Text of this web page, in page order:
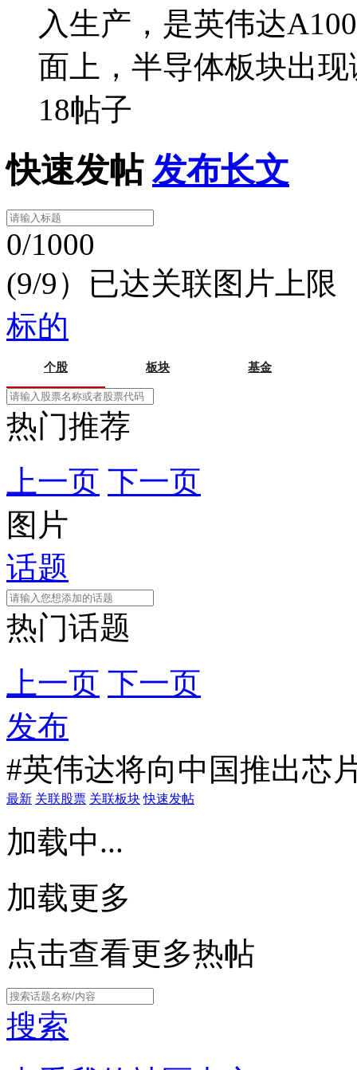
入生产，是英伟达
面上，半导体板块出现
18帖子
快速发帖 发布长文
0/1000
(9/9）已达关联图片上限
标的
个股 板块 基金
热门推荐
上一页 下一页
图片
话题
热门话题
上一页 下一页
发布
#英伟达将向中国推出芯
最新 关联股票 关联板块 快速发帖
加载中...
加载更多
点击查看更多热帖
搜索